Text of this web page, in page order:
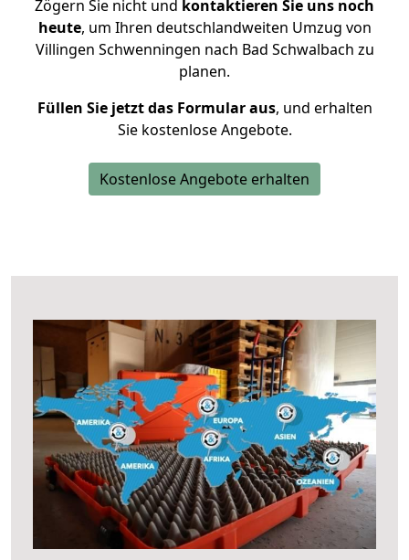
Zögern Sie nicht und kontaktieren Sie uns noch
heute, um Ihren deutschlandweiten Umzug von
Villingen Schwenningen nach Bad Schwalbach zu
planen.
Füllen Sie jetzt das Formular aus, und erhalten
Sie kostenlose Angebote.
Kostenlose Angebote erhalten